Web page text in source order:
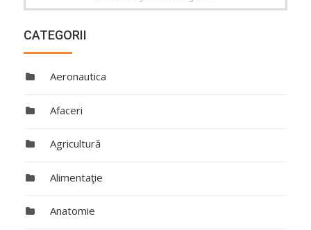
CATEGORII
Aeronautica
Afaceri
Agricultură
Alimentaţie
Anatomie